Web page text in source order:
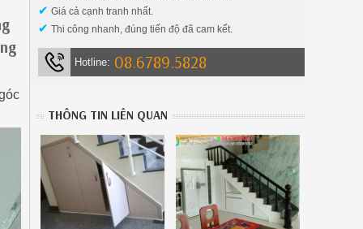
✔ Giá cả cạnh tranh nhất.
✔ Thi công nhanh, đúng tiến độ đã cam kết.
Hotline: 08.6789.5828
THÔNG TIN LIÊN QUAN